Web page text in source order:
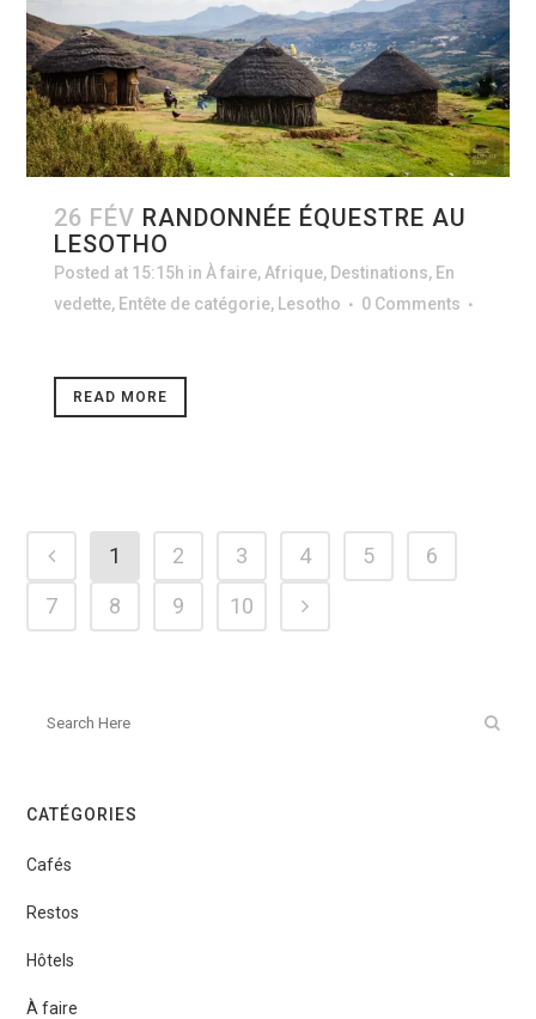
26 FÉV RANDONNÉE ÉQUESTRE AU
LESOTHO
Posted at 15:15h in À faire, Afrique, Destinations, En
vedette, Entête de catégorie, Lesotho 0 Comments
READ MORE
1 2 3 4 5
6
7
8 9 10
CATÉGORIES
Cafés
Restos
Hôtels
À faire